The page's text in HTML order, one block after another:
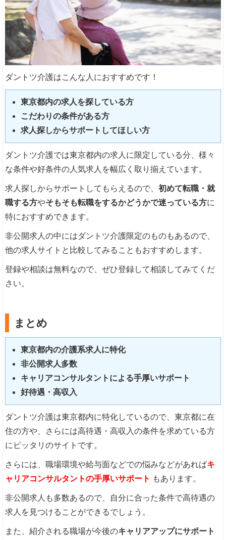
ダントツ介護はこんな人におすすめです！
東京都内の求人を探している方
こだわりの条件がある方
求人探しからサポートしてほしい方
ダントツ介護では東京都内の求人に限定している分、様々
な条件や好条件の人気求人を幅広く取り揃えています。
求人探しからサポートしてもらえるので、初めて転職・就
職する方やそもそも転職をするかどうかで迷っている方に
特におすすめできます。
非公開求人の中にはダントツ介護限定のものもあるので、
他の求人サイトと比較してみることもおすすめします。
登録や相談は無料なので、ぜひ登録して相談してみてくだ
さい。
まとめ
東京都内の介護系求人に特化
非公開求人多数
キャリアコンサルタントによる手厚いサポート
好待遇・高収入
ダントツ介護は東京都内に特化しているので、東京都に在
住の方や、さらには高待遇・高収入の条件を求めている方
にピッタリのサイトです。
さらには、職場環境や給与面などでの悩みなどがあればキ
ャリアコンサルタントの手厚いサポート もあります。
非公開求人も多数あるので、自分に合った条件で高待遇の
求人を見つけることができるでしょう。
また、紹介される職場が今後のキャリアアップにサポート